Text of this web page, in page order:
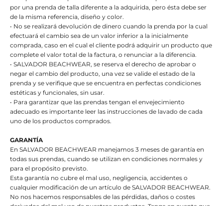
por una prenda de talla diferente a la adquirida, pero ésta debe ser
de la misma referencia, diseño y color.
• No se realizará devolución de dinero cuando la prenda por la cual
efectuará el cambio sea de un valor inferior a la inicialmente
comprada, caso en el cual el cliente podrá adquirir un producto que
complete el valor total de la factura, o renunciar a la diferencia.
• SALVADOR BEACHWEAR, se reserva el derecho de aprobar o
negar el cambio del producto, una vez se valide el estado de la
prenda y se verifique que se encuentra en perfectas condiciones
estéticas y funcionales, sin usar.
• Para garantizar que las prendas tengan el envejecimiento
adecuado es importante leer las instrucciones de lavado de cada
uno de los productos comprados.
GARANTÍA
En SALVADOR BEACHWEAR manejamos 3 meses de garantía en
todas sus prendas, cuando se utilizan en condiciones normales y
para el propósito previsto.
Esta garantía no cubre el mal uso, negligencia, accidentes o
cualquier modificación de un artículo de SALVADOR BEACHWEAR.
No nos hacemos responsables de las pérdidas, daños o costes